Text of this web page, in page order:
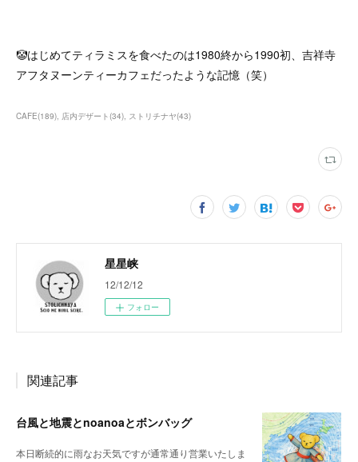
🤡はじめてティラミスを食べたのは1980終から1990初、吉祥寺
アフタヌーンティーカフェだったような記憶（笑）
CAFE(189) 店内デザート(34) ストリチナヤ(43)
星星峡
12/12/12
フォロー
関連記事
台風と地震とnoanoaとボンバッグ
本日断続的に雨なお天気ですが通常通り営業いたしま